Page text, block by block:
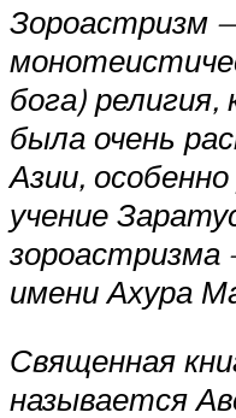
Зороастризм
бога)
была очень
Азии,
учение
зороастризма
имени Ахура
Священная
называется